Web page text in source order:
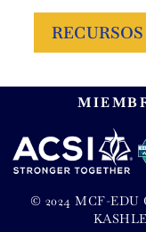
© 2024 MCF-EDU